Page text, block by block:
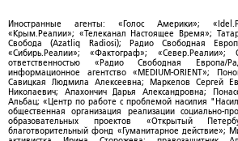
Иностранные агенты: «Голос Америки»;
«Крым.Реалии»; «Телеканал Настоящее Время»;
Свобода (Azatliq Radiosi); Радио Свободная
«Сибирь.Реалии»; «Фактограф»; «Север.Реалии»;
ответственностью «Радио Свободная Европа/
информационное агентство «MEDIUM-ORIENT»;
Савицкая Людмила Алексеевна; Маркелов Сергей
Николаевич; Апахончич Дарья Александровна;
Альбац; «Центр по работе с проблемой насилия
общественная организация реализации социально-
образовательных проектов «Открытый
благотворительный фонд «Гуманитарное действие»;